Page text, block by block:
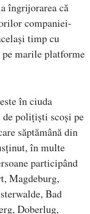
îngrijorarea că
companiei-
timp cu
pe marile platforme
în ciuda
polițiști scoși pe
săptămână din
în multe
participând
Magdeburg,
Bad
Doberlug,